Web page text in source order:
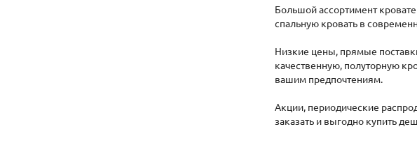
Большой ассортимент
спальную кровать в
Низкие цены, прямые
качественную, полуторную
вашим предпочтениям.
Акции, периодические
заказать и выгодно купить